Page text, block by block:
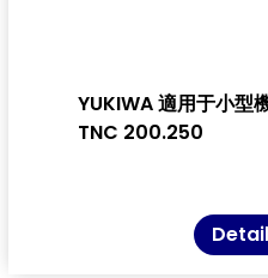
YUKIWA 適用于小型
TNC 200.250